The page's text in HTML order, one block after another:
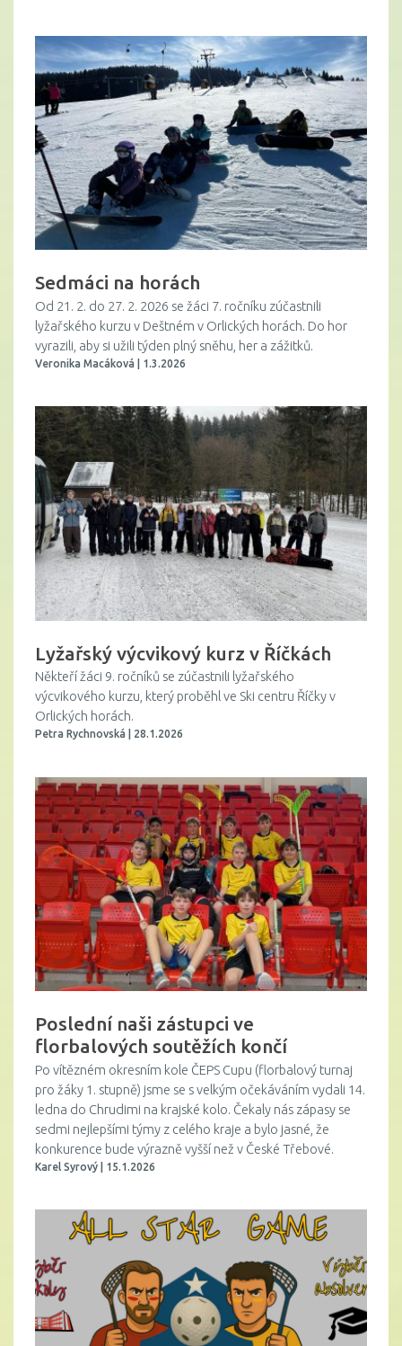
Sedmáci na horách
Od 21. 2. do 27. 2. 2026 se žáci 7. ročníku zúčastnili
lyžařského kurzu v Deštném v Orlických horách. Do hor
vyrazili, aby si užili týden plný sněhu, her a zážitků.
Veronika Macáková | 1.3.2026
Lyžařský výcvikový kurz v Říčkách
Někteří žáci 9. ročníků se zúčastnili lyžařského
výcvikového kurzu, který proběhl ve Ski centru Říčky v
Orlických horách.
Petra Rychnovská | 28.1.2026
Poslední naši zástupci ve
florbalových soutěžích končí
Po vítězném okresním kole ČEPS Cupu (florbalový turnaj
pro žáky 1. stupně) jsme se s velkým očekáváním vydali 14.
ledna do Chrudimi na krajské kolo. Čekaly nás zápasy se
sedmi nejlepšími týmy z celého kraje a bylo jasné, že
konkurence bude výrazně vyšší než v České Třebové.
Karel Syrový | 15.1.2026